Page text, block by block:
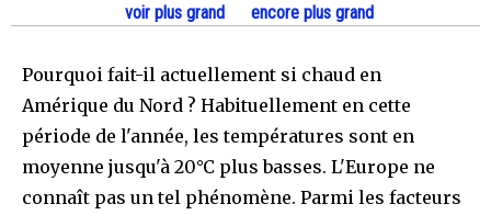
voir plus grand encore plus grand
Pourquoi fait-il actuellement si chaud en
Amérique du Nord ? Habituellement en cette
période de l'année, les températures sont en
moyenne jusqu'à 20°C plus basses. L'Europe ne
connaît pas un tel phénomène. Parmi les facteurs